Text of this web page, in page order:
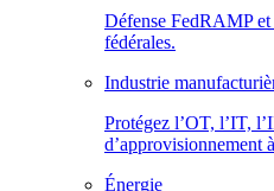
Défense FedRAMP
fédérales.
Industrie
Protégez l’OT, l’IT,
d’approvisionnement
Énergie